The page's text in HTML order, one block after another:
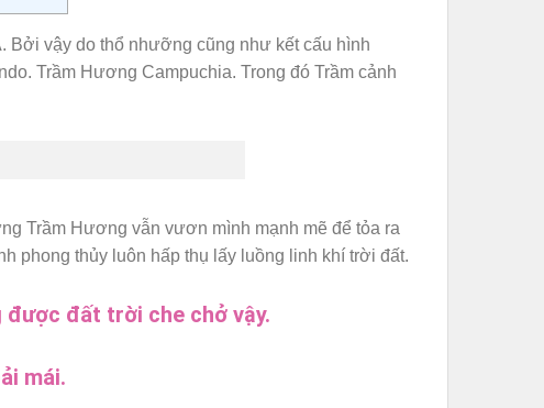
vậy do thổ nhưỡng cũng như kết cấu hình
Trầm Hương Campuchia. Trong đó Trầm cảnh
Trầm Hương vẫn vươn mình mạnh mẽ để tỏa ra
phong thủy luôn hấp thụ lấy luồng linh khí trời đất.
được đất trời che chở vậy.
mái.